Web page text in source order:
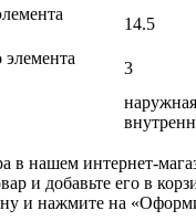
14.5
3
в нашем интернет-
и добавьте его в
и нажмите на